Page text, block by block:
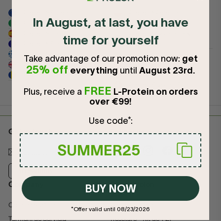
ProLon® Italia
ProLon® Franța
ProLon® Grecia
ProLon® Regatul Unit
ProLon® România
ProLon® Danemarca
Austria
ProLon® Bulgaria
ProLon Elveția - DE
ProLon Elveția - IT
Get in touch Follow us
InstagramFacebook
Company
Contactează-ne
Termeni de Serviciu
Shop Prolon
Resetare - Kit de 1 Zi
In August, at last, you have
time for yourself
Take advantage of our promotion now: get
25% off everything until August 23rd.
Plus, receive a FREE L-Protein on orders
over €99!
Use code*:
SUMMER25
BUY NOW
*Offer valid until 08/23/2026